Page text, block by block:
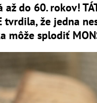
až do 60. rokov!
tvrdila, že jedna
môže splodiť